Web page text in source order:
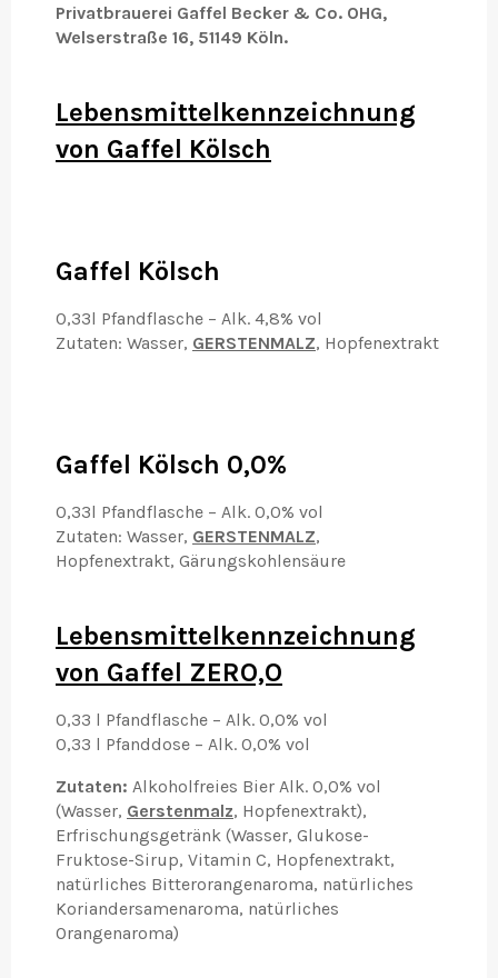
Privatbrauerei Gaffel Becker & Co. OHG,
Welserstraße 16, 51149 Köln.
Lebensmittelkennzeichnung
von Gaffel Kölsch
Gaffel Kölsch
0,33l Pfandflasche – Alk. 4,8% vol
Zutaten: Wasser, GERSTENMALZ, Hopfenextrakt
Gaffel Kölsch 0,0%
0,33l Pfandflasche – Alk. 0,0% vol
Zutaten: Wasser, GERSTENMALZ,
Hopfenextrakt, Gärungskohlensäure
Lebensmittelkennzeichnung
von Gaffel ZERO,O
0,33 l Pfandflasche – Alk. 0,0% vol
0,33 l Pfanddose – Alk. 0,0% vol
Zutaten: Alkoholfreies Bier Alk. 0,0% vol
(Wasser, Gerstenmalz, Hopfenextrakt),
Erfrischungsgetränk (Wasser, Glukose-
Fruktose-Sirup, Vitamin C, Hopfenextrakt,
natürliches Bitterorangenaroma, natürliches
Koriandersamenaroma, natürliches
Orangenaroma)